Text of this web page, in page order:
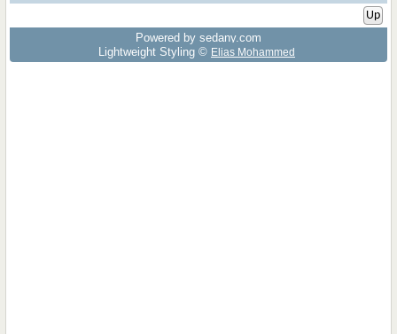
Up
Powered by sedany.com
Lightweight Styling © Elias Mohammed